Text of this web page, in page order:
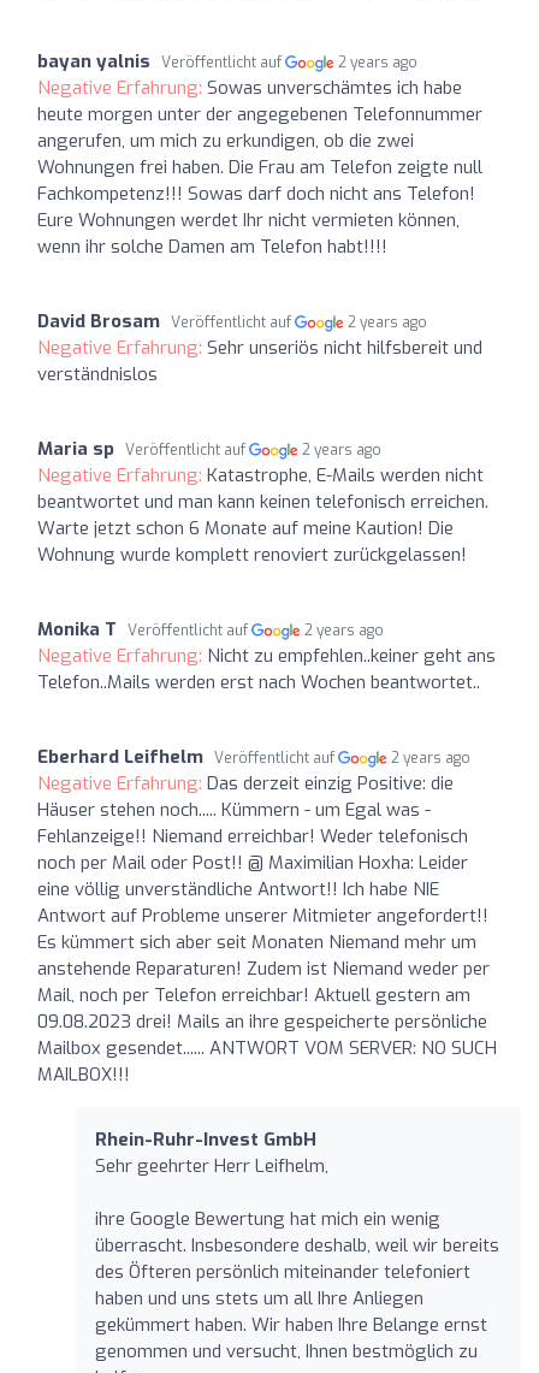
bayan yalnis Veröffentlicht auf 2 years ago
Negative Erfahrung: Sowas unverschämtes ich habe
heute morgen unter der angegebenen Telefonnummer
angerufen, um mich zu erkundigen, ob die zwei
Wohnungen frei haben. Die Frau am Telefon zeigte null
Fachkompetenz!!! Sowas darf doch nicht ans Telefon!
Eure Wohnungen werdet Ihr nicht vermieten können,
wenn ihr solche Damen am Telefon habt!!!!
David Brosam Veröffentlicht auf 2 years ago
Negative Erfahrung: Sehr unseriös nicht hilfsbereit und
verständnislos
Maria sp Veröffentlicht auf 2 years ago
Negative Erfahrung: Katastrophe, E-Mails werden nicht
beantwortet und man kann keinen telefonisch erreichen.
Warte jetzt schon 6 Monate auf meine Kaution! Die
Wohnung wurde komplett renoviert zurückgelassen!
Monika T Veröffentlicht auf 2 years ago
Negative Erfahrung: Nicht zu empfehlen..keiner geht ans
Telefon..Mails werden erst nach Wochen beantwortet..
Eberhard Leifhelm Veröffentlicht auf 2 years ago
Negative Erfahrung: Das derzeit einzig Positive: die
Häuser stehen noch..... Kümmern - um Egal was -
Fehlanzeige!! Niemand erreichbar! Weder telefonisch
noch per Mail oder Post!! @ Maximilian Hoxha: Leider
eine völlig unverständliche Antwort!! Ich habe NIE
Antwort auf Probleme unserer Mitmieter angefordert!!
Es kümmert sich aber seit Monaten Niemand mehr um
anstehende Reparaturen! Zudem ist Niemand weder per
Mail, noch per Telefon erreichbar! Aktuell gestern am
09.08.2023 drei! Mails an ihre gespeicherte persönliche
Mailbox gesendet...... ANTWORT VOM SERVER: NO SUCH
MAILBOX!!!
Rhein-Ruhr-Invest GmbH
Sehr geehrter Herr Leifhelm,
ihre Google Bewertung hat mich ein wenig
überrascht. Insbesondere deshalb, weil wir bereits
des Öfteren persönlich miteinander telefoniert
haben und uns stets um all Ihre Anliegen
gekümmert haben. Wir haben Ihre Belange ernst
genommen und versucht, Ihnen bestmöglich zu